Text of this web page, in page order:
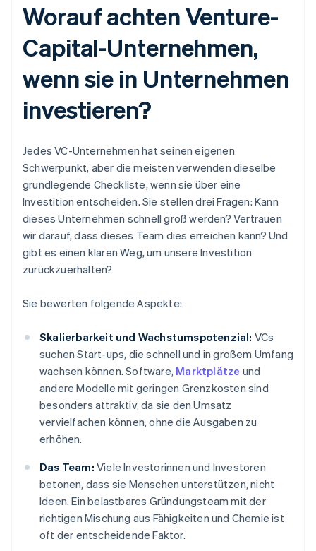
Worauf achten Venture-
Capital-Unternehmen,
wenn sie in Unternehmen
investieren?
Jedes VC-Unternehmen hat seinen eigenen
Schwerpunkt, aber die meisten verwenden dieselbe
grundlegende Checkliste, wenn sie über eine
Investition entscheiden. Sie stellen drei Fragen: Kann
dieses Unternehmen schnell groß werden? Vertrauen
wir darauf, dass dieses Team dies erreichen kann? Und
gibt es einen klaren Weg, um unsere Investition
zurückzuerhalten?
Sie bewerten folgende Aspekte:
Skalierbarkeit und Wachstumspotenzial: VCs
suchen Start-ups, die schnell und in großem Umfang
wachsen können. Software, Marktplätze und
andere Modelle mit geringen Grenzkosten sind
besonders attraktiv, da sie den Umsatz
vervielfachen können, ohne die Ausgaben zu
erhöhen.
Das Team: Viele Investorinnen und Investoren
betonen, dass sie Menschen unterstützen, nicht
Ideen. Ein belastbares Gründungsteam mit der
richtigen Mischung aus Fähigkeiten und Chemie ist
oft der entscheidende Faktor.